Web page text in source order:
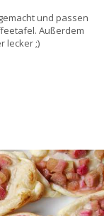
und passen
Außerdem
lecker ;)